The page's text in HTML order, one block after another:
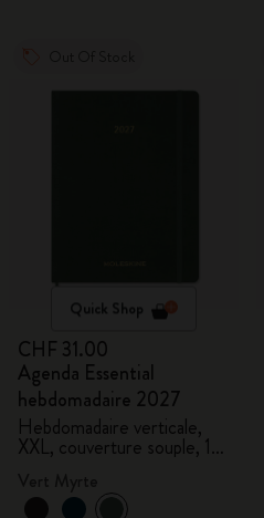
Quick Shop
CHF 31.00
Agenda Essential
hebdomadaire 2027
Hebdomadaire verticale,
XXL, couverture souple, 15
mois